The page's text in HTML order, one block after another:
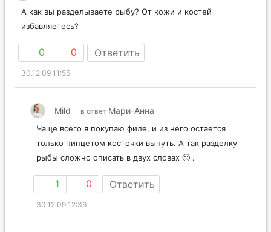
А как вы разделываете рыбу? От кожи и костей
избавляетесь?
0 0 Ответить
30.12.09 11:55
Mild в ответ Мари-Анна
Чаще всего я покупаю филе, и из него остается
только пинцетом косточки вынуть. А так разделку
рыбы сложно описать в двух словах 🙁 .
1 0 Ответить
30.12.09 12:36